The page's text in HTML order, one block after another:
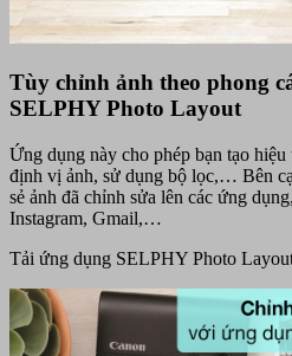
Tùy chỉnh ảnh theo phong
SELPHY Photo Layout
Ứng dụng này cho phép bạn tạo
định vị ảnh, sử dụng bộ lọc,… Bên
sẻ ảnh đã chỉnh sửa lên các ứng
Instagram, Gmail,…
Tải ứng dụng SELPHY Photo